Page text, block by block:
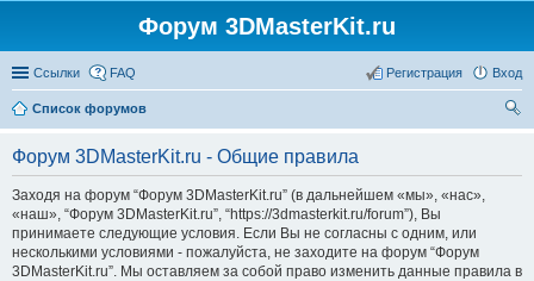
Форум 3DMasterKit.ru
Ссылки FAQ Вход
Регистрация
Список форумов
Форум 3DMasterKit.ru - Общие правила
Заходя на форум “Форум 3DMasterKit.ru” (в дальнейшем «мы», «нас»,
«наш», “Форум 3DMasterKit.ru”, “https://3dmasterkit.ru/forum”), Вы
принимаете следующие условия. Если Вы не согласны с одним, или
несколькими условиями - пожалуйста, не заходите на форум “Форум
3DMasterKit.ru”. Мы оставляем за собой право изменить данные правила в